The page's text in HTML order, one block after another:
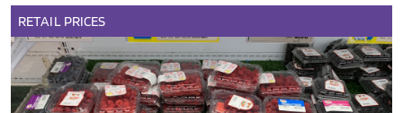
RETAIL PRICES